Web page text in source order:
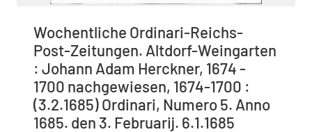
Wochentliche Ordinari-Reichs-
Post-Zeitungen. Altdorf-Weingarten
: Johann Adam Herckner, 1674 -
1700 nachgewiesen, 1674-1700 :
(3.2.1685) Ordinari, Numero 5. Anno
1685. den 3. Februarij. 6.1.1685